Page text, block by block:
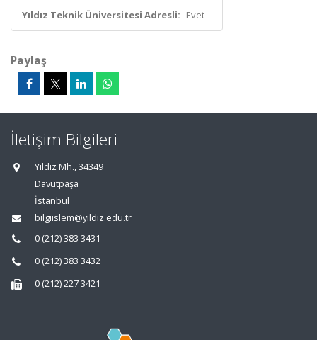
Yıldız Teknik Üniversitesi Adresli: Evet
Paylaş
İletişim Bilgileri
Yıldız Mh., 34349
Davutpaşa
İstanbul
bilgiislem@yildiz.edu.tr
0 (212) 383 3431
0 (212) 383 3432
0 (212) 227 3421